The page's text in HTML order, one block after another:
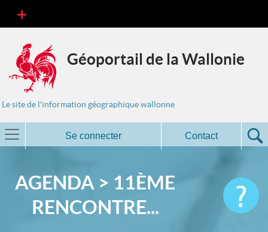
Géoportail de la Wallonie
Le site de l'information géographique wallonne
Se connecter Contact
AGENDA > 11ÈME
RENCONTRE...